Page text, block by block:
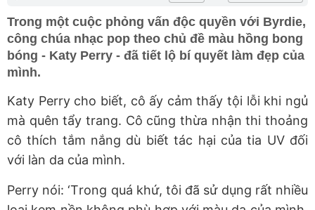
Trong một cuộc phỏng vấn độc quyền với Byrdie,
công chúa nhạc pop theo chủ đề màu hồng bong
bóng - Katy Perry - đã tiết lộ bí quyết làm đẹp của
mình.
Katy Perry cho biết, cô ấy cảm thấy tội lỗi khi ngủ
mà quêntẩy trang. Cô cũng thừa nhận thi thoảng
cô thích tắm nắng dù biết tác hại của tia UV đối
với làn da của mình.
Perry nói:‘Trong quá khứ, tôi đã sử dụng rất nhiều